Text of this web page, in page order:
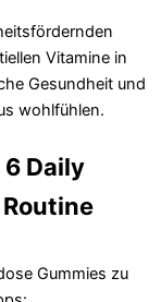
Vitamine in
Gesundheit und
wohlfühlen.
Daily
Gummies zu